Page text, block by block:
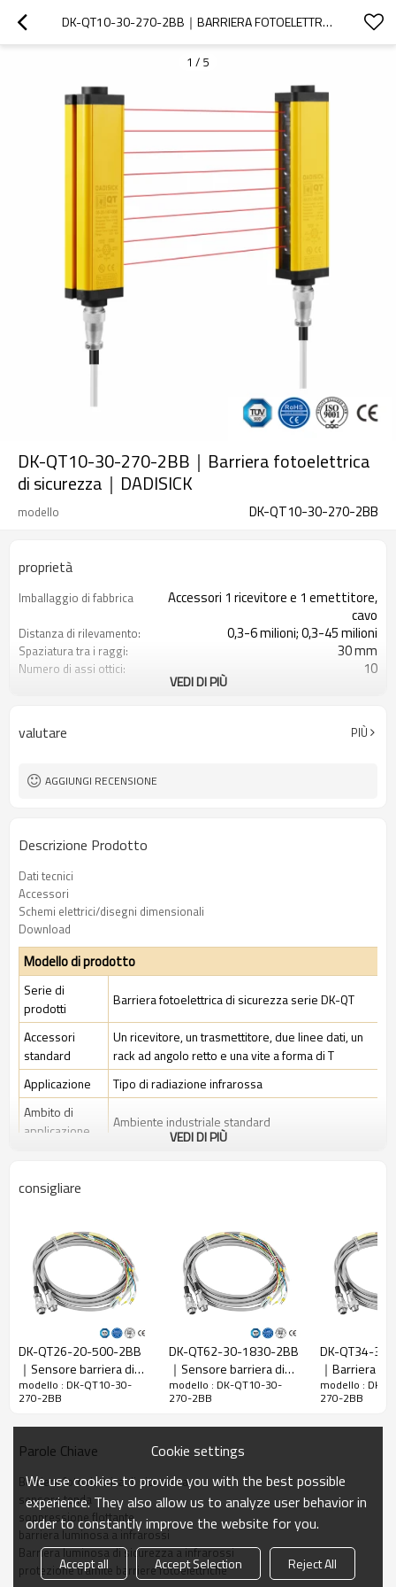
DK-QT10-30-270-2BB｜BARRIERA FOTOELETTRICA DI SICUREZZA｜DADISICK
1 / 5
DK-QT10-30-270-2BB｜Barriera fotoelettrica
di sicurezza｜DADISICK
modello DK-QT10-30-270-2BB
proprietà
Imballaggio di fabbrica
Accessori 1 ricevitore e 1 emettitore,
cavo
Distanza di rilevamento: 0,3-6 milioni; 0,3-45 milioni
Spaziatura tra i raggi: 30 mm
Numero di assi ottici: 10
Spina di interfaccia Dotato di connettore M16
Certificazione:
VEDI DI PIÙ
valutare PIÙ
AGGIUNGI RECENSIONE
Descrizione Prodotto
Dati tecnici
Accessori
Schemi elettrici/disegni dimensionali
Download
Modello di prodotto
Serie di
prodotti
Barriera fotoelettrica di sicurezza serie DK-QT
Accessori
standard
Un ricevitore, un trasmettitore, due linee dati, un
rack ad angolo retto e una vite a forma di T
Applicazione
Tipo di radiazione infrarossa
Ambito di
applicazione
Ambiente industriale standard
Rapporto di
Controlla la
precisione
38 mm
Numero di
raggi
10
protezione
270 mm
La dimensione
complessiva
51mm*35mm*L, L è la lunghezza dell'emettitore e
del ricevitore.
Distanza di
rilevamento
Tempo di
risposta
≤15ms
Dati meccanici
Materiale
dell'alloggiamentoMetallo
VEDI DI PIÙ
consigliare
DK-QT26-20-500-2BB
｜Sensore barriera di
sicurezza｜DADISICK
modello : DK-QT10-30-
270-2BB
DK-QT62-30-1830-2BB
｜Sensore barriera di
sicurezza｜DADISICK
modello : DK-QT10-30-
270-2BB
DK-QT34-
｜Barriera
sicurezza｜
modello : DK-
270-2BB
Parole Chiave
Barriera fotoelettrica di sicurezza
sensore tenda
soppressione flottante
barriera luminosa a infrarossi
Barriera luminosa di sicurezza a infrarossi
protezione tramite barriere fotoelettriche
Cookie settings
We use cookies to provide you with the best possible
experience. They also allow us to analyze user behavior in
order to constantly improve the website for you.
Accept all Accept Selection Reject All